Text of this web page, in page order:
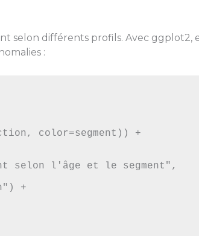
selon différents profils. Avec
:
color=segment)) +